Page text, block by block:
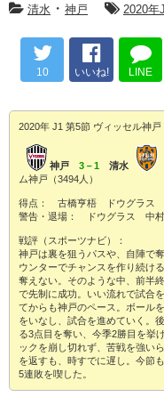
清水 ・ 神戸 2020年
10 いいね! LINE
2020年 J1 第5節 ヴィッセル神戸
神戸 3－1 清水
ム神戸（3494人）
得点： 古橋亨梧 ドウグラス
警告・退場： ドウグラス 中
戦評（スポーツナビ）：
神戸は裏を狙うパスや、自陣で
ウンターでチャンスを作り続け
奪えない。そのような中、前半
で先制に成功。いい流れで試合
てからも神戸のペース。ボール
をいなし、試合を進めていく。
る3点目を奪い、今季2勝目を挙
ックを崩し切れず、苦戦を強い
を返すも、時すでに遅し。今節
5連敗を喫した。